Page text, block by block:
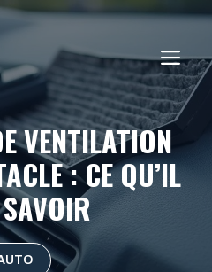
VENTILATION
: CE QU’IL